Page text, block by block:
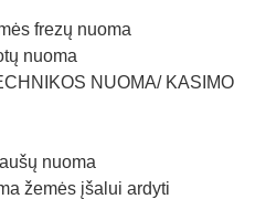
frezų nuoma
nuoma
NUOMA/ KASIMO
nuoma
žemės įšalui ardyti